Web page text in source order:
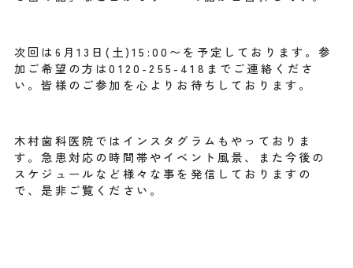
次回は6月13日(土)15:00〜を予定しております。参
加ご希望の方は0120-255-418までご連絡くださ
い。皆様のご参加を心よりお待ちしております。
木村歯科医院ではインスタグラムもやっておりま
す。急患対応の時間帯やイベント風景、また今後の
スケジュールなど様々な事を発信しておりますの
で、是非ご覧ください。